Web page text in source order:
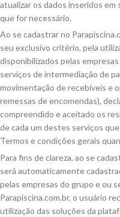
atualizar os dados inseridos em
que for necessário.
Ao se cadastrar no
seu exclusivo critério, pela
disponibilizados pelas
serviços de intermediação de
movimentação de recebíveis e
remessas de encomendas),
compreendido e aceitado os
de cada um destes serviços
Termos e condições gerais
Para fins de clareza, ao se
será automaticamente
pelas empresas do grupo e ou
Parapiscina.com.br, o usuário
utilização das soluções da